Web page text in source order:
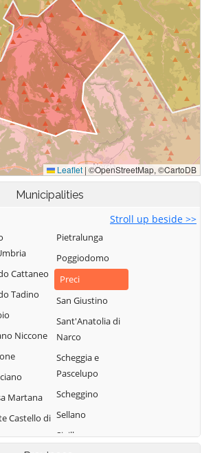
Municipalities
Stroll up beside >>
Cattaneo
Tadino
Niccone
Martana
Castello di
Pietralunga
Poggiodomo
Preci
San Giustino
Sant'Anatolia di
Narco
Scheggia e
Pascelupo
Scheggino
Sellano
Sigillo